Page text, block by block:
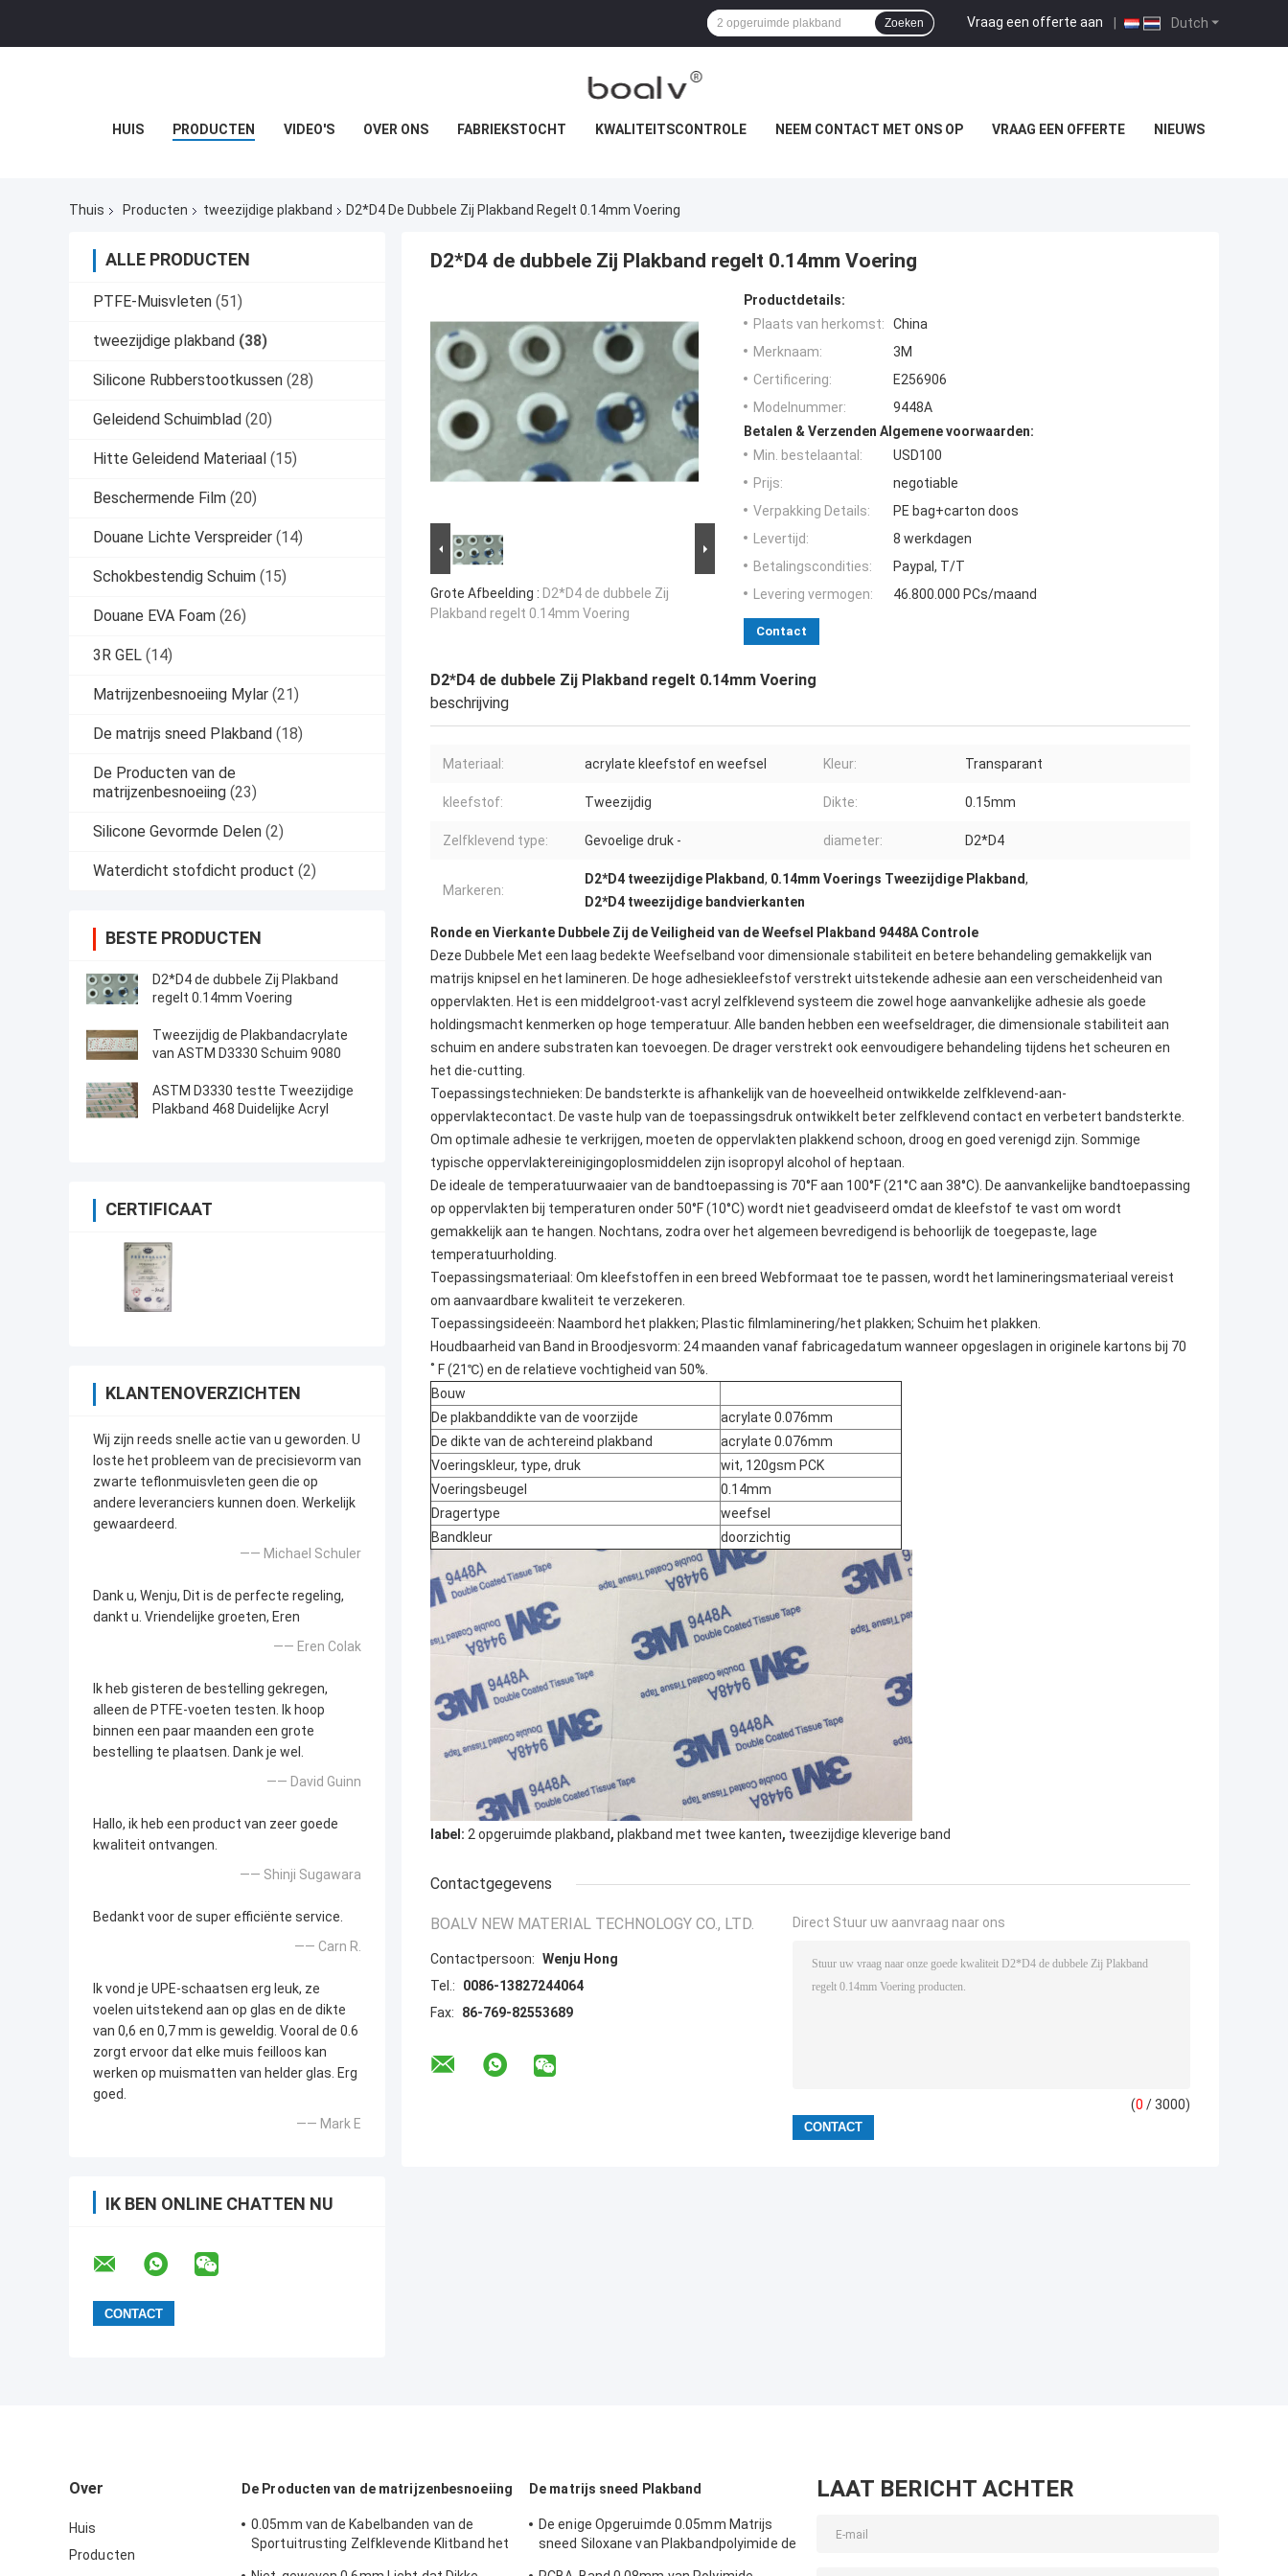
Dutch
Vraag een offerte aan |
Zoeken
HUIS PRODUCTEN VIDEO'S OVER ONS FABRIEKSTOCHT KWALITEITSCONTROLE NEEM CONTACT MET ONS OP VRAAG EEN OFFERTE NIEUWS
Thuis Producten tweezijdige plakband D2*D4 De Dubbele Zij Plakband Regelt 0.14mm Voering
ALLE PRODUCTEN
PTFE-Muisvleten (51)
tweezijdige plakband (38)
Silicone Rubberstootkussen (28)
Geleidend Schuimblad (20)
Hitte Geleidend Materiaal (15)
Beschermende Film (20)
Douane Lichte Verspreider (14)
Schokbestendig Schuim (15)
Douane EVA Foam (26)
3R GEL (14)
Matrijzenbesnoeiing Mylar (21)
De matrijs sneed Plakband (18)
De Producten van de
matrijzenbesnoeiing (23)
Silicone Gevormde Delen (2)
Waterdicht stofdicht product (2)
BESTE PRODUCTEN
D2*D4 de dubbele Zij Plakband
regelt 0.14mm Voering
Tweezijdig de Plakbandacrylate
van ASTM D3330 Schuim 9080
ASTM D3330 testte Tweezijdige
Plakband 468 Duidelijke Acryl
CERTIFICAAT
KLANTENOVERZICHTEN
Wij zijn reeds snelle actie van u geworden. U
loste het probleem van de precisievorm van
zwarte teflonmuisvleten geen die op
andere leveranciers kunnen doen. Werkelijk
gewaardeerd.
—— Michael Schuler
Dank u, Wenju, Dit is de perfecte regeling,
dankt u. Vriendelijke groeten, Eren
—— Eren Colak
Ik heb gisteren de bestelling gekregen,
alleen de PTFE-voeten testen. Ik hoop
binnen een paar maanden een grote
bestelling te plaatsen. Dank je wel.
—— David Guinn
Hallo, ik heb een product van zeer goede
kwaliteit ontvangen.
—— Shinji Sugawara
Bedankt voor de super efficiënte service.
—— Carn R.
Ik vond je UPE-schaatsen erg leuk, ze
voelen uitstekend aan op glas en de dikte
van 0,6 en 0,7 mm is geweldig. Vooral de 0.6
zorgt ervoor dat elke muis feilloos kan
werken op muismatten van helder glas. Erg
goed.
—— Mark E
IK BEN ONLINE CHATTEN NU
D2*D4 de dubbele Zij Plakband regelt 0.14mm Voering
Grote Afbeelding : D2*D4 de dubbele Zij
Plakband regelt 0.14mm Voering
Productdetails:
Plaats van herkomst:
China
Merknaam:
3M
Certificering:
E256906
Modelnummer:
9448A
Betalen & Verzenden Algemene voorwaarden:
Min. bestelaantal:
USD100
Prijs:
negotiable
Verpakking Details:
PE bag+carton doos
Levertijd:
8 werkdagen
Betalingscondities:
Paypal, T/T
Levering vermogen:
46.800.000 PCs/maand
Contact
D2*D4 de dubbele Zij Plakband regelt 0.14mm Voering
beschrijving
Materiaal: acrylate kleefstof en weefsel Kleur: Transparant
kleefstof: Tweezijdig Dikte: 0.15mm
Zelfklevend type: Gevoelige druk - diameter: D2*D4
Markeren:
D2*D4 tweezijdige Plakband, 0.14mm Voerings Tweezijdige Plakband,
D2*D4 tweezijdige bandvierkanten
Ronde en Vierkante Dubbele Zij de Veiligheid van de Weefsel Plakband 9448A Controle
Deze Dubbele Met een laag bedekte Weefselband voor dimensionale stabiliteit en betere behandeling gemakkelijk van
matrijs knipsel en het lamineren. De hoge adhesiekleefstof verstrekt uitstekende adhesie aan een verscheidenheid van
oppervlakten. Het is een middelgroot-vast acryl zelfklevend systeem die zowel hoge aanvankelijke adhesie als goede
holdingsmacht kenmerken op hoge temperatuur. Alle banden hebben een weefseldrager, die dimensionale stabiliteit aan
schuim en andere substraten kan toevoegen. De drager verstrekt ook eenvoudigere behandeling tijdens het scheuren en
het die-cutting.
Toepassingstechnieken: De bandsterkte is afhankelijk van de hoeveelheid ontwikkelde zelfklevend-aan-
oppervlaktecontact. De vaste hulp van de toepassingsdruk ontwikkelt beter zelfklevend contact en verbetert bandsterkte.
Om optimale adhesie te verkrijgen, moeten de oppervlakten plakkend schoon, droog en goed verenigd zijn. Sommige
typische oppervlaktereinigingoplosmiddelen zijn isopropyl alcohol of heptaan.
De ideale de temperatuurwaaier van de bandtoepassing is 70°F aan 100°F (21°C aan 38°C). De aanvankelijke bandtoepassing
op oppervlakten bij temperaturen onder 50°F (10°C) wordt niet geadviseerd omdat de kleefstof te vast om wordt
gemakkelijk aan te hangen. Nochtans, zodra over het algemeen bevredigend is behoorlijk de toegepaste, lage
temperatuurholding.
Toepassingsmateriaal: Om kleefstoffen in een breed Webformaat toe te passen, wordt het lamineringsmateriaal vereist
om aanvaardbare kwaliteit te verzekeren.
Toepassingsideeën: Naambord het plakken; Plastic filmlaminering/het plakken; Schuim het plakken.
Houdbaarheid van Band in Broodjesvorm: 24 maanden vanaf fabricagedatum wanneer opgeslagen in originele kartons bij 70
˚ F (21℃) en de relatieve vochtigheid van 50%.
Bouw
De plakbanddikte van de voorzijde
acrylate 0.076mm
De dikte van de achtereind plakband
acrylate 0.076mm
Voeringskleur, type, druk
wit, 120gsm PCK
Voeringsbeugel
0.14mm
Dragertype
weefsel
Bandkleur
doorzichtig
label: 2 opgeruimde plakband, plakband met twee kanten, tweezijdige kleverige band
Contactgegevens
BOALV NEW MATERIAL TECHNOLOGY CO., LTD.
Contactpersoon: Wenju Hong
Tel.:
0086-13827244064
Fax:
86-769-82553689
Direct Stuur uw aanvraag naar ons
(0 / 3000)
Over
Huis
Producten
De Producten van de matrijzenbesnoeiing
0.05mm van de Kabelbanden van de
Sportuitrusting Zelfklevende Klitband het
De matrijs sneed Plakband
De enige Opgeruimde 0.05mm Matrijs
sneed Siloxane van Plakbandpolyimide de
LAAT BERICHT ACHTER